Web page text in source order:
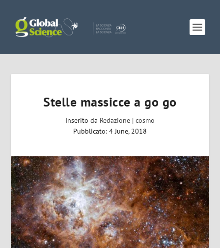
Stelle massicce a go go
Inserito da Redazione | cosmo
Pubblicato: 4 June, 2018